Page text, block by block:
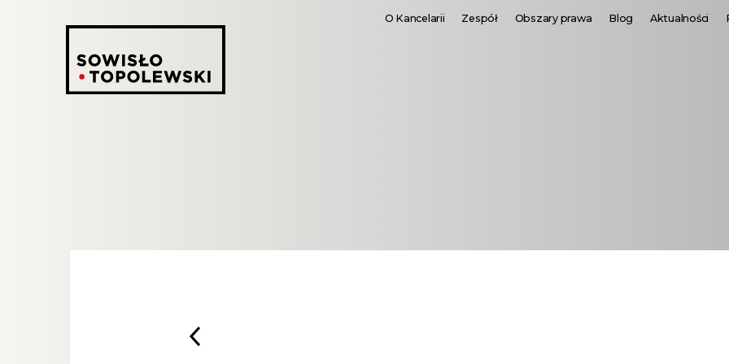
O Kancelarii Zespół Obszary prawa Blog Aktualności